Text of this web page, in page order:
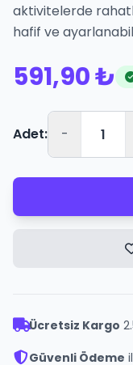
aktivitelerde
hafif ve
591,90 ₺
Adet: -
Ücretsiz Kargo
Güvenli Ödeme